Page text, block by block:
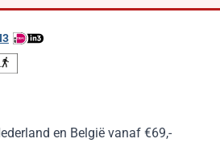
en België vanaf €69,-